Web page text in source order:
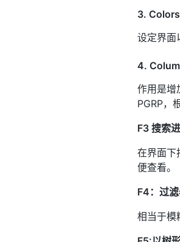
3. Colors
设定界面
4.
作用是增
PGRP，
F3 搜索
在界面下
便查看。
F4：过
相当于模